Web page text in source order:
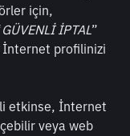
için,
GÜVENLİ İPTAL”
İnternet profilinizi
etkinse, İnternet
veya web